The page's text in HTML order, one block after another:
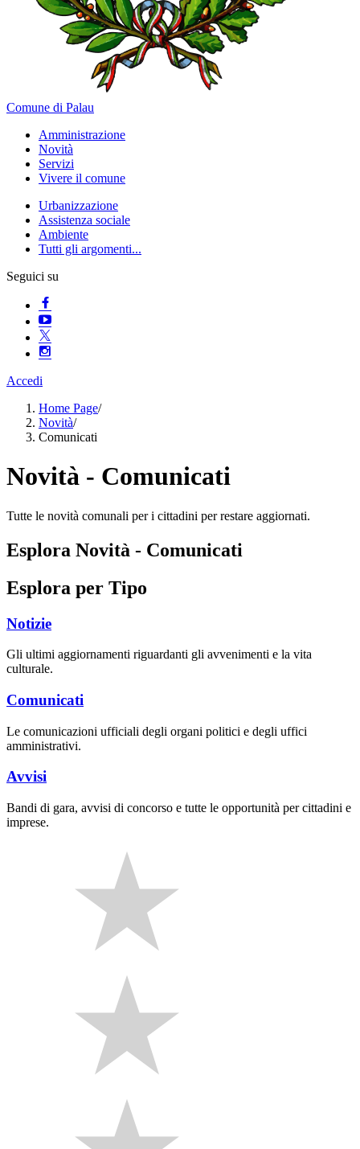
Comune di Palau
Amministrazione
Novità
Servizi
Vivere il comune
Urbanizzazione
Assistenza sociale
Ambiente
Tutti gli argomenti...
Seguici su
Accedi
Home Page/
Novità/
Comunicati
Novità - Comunicati
Tutte le novità comunali per i cittadini per restare aggiornati.
Esplora Novità - Comunicati
Esplora per Tipo
Notizie
Gli ultimi aggiornamenti riguardanti gli avvenimenti e la vita
culturale.
Comunicati
Le comunicazioni ufficiali degli organi politici e degli uffici
amministrativi.
Avvisi
Bandi di gara, avvisi di concorso e tutte le opportunità per cittadini e
imprese.